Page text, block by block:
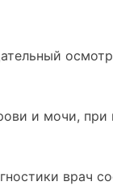
осмотр
и мочи,
врач